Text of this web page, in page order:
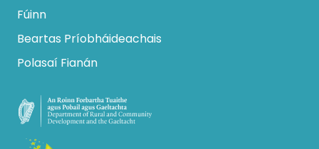
Fúinn
Beartas Príobháideachais
Polasaí Fianán